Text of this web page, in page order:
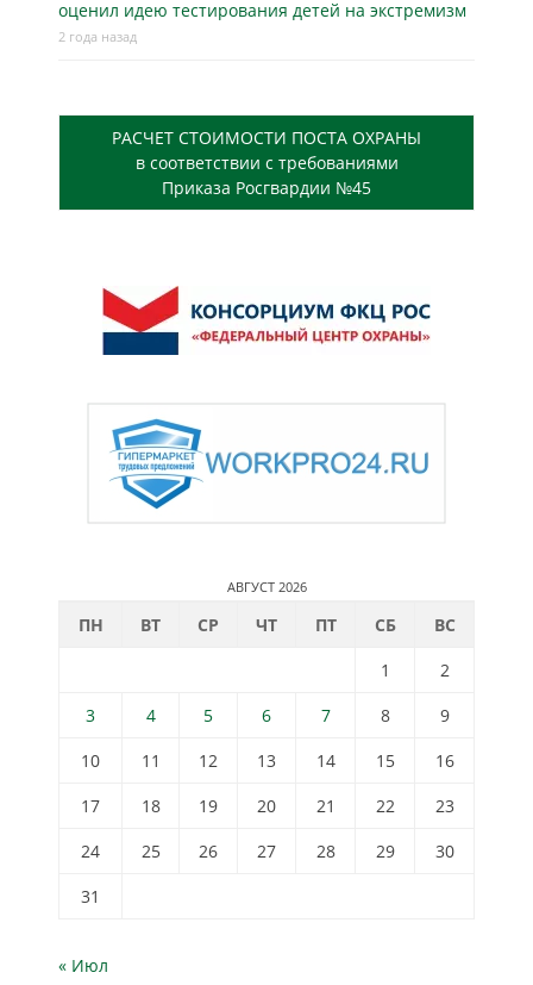
оценил идею тестирования детей на экстремизм
2 года назад
РАСЧЕТ СТОИМОСТИ ПОСТА ОХРАНЫ
в соответствии с требованиями
Приказа Росгвардии №45
АВГУСТ 2026
ПН ВТ СР ЧТ ПТ СБ
ВС
1
2
3
4 5 6 7 8
9
10
11 12 13 14 15
16
17
18 19 20 21 22
23
24
25 26 27 28 29
30
31
« Июл